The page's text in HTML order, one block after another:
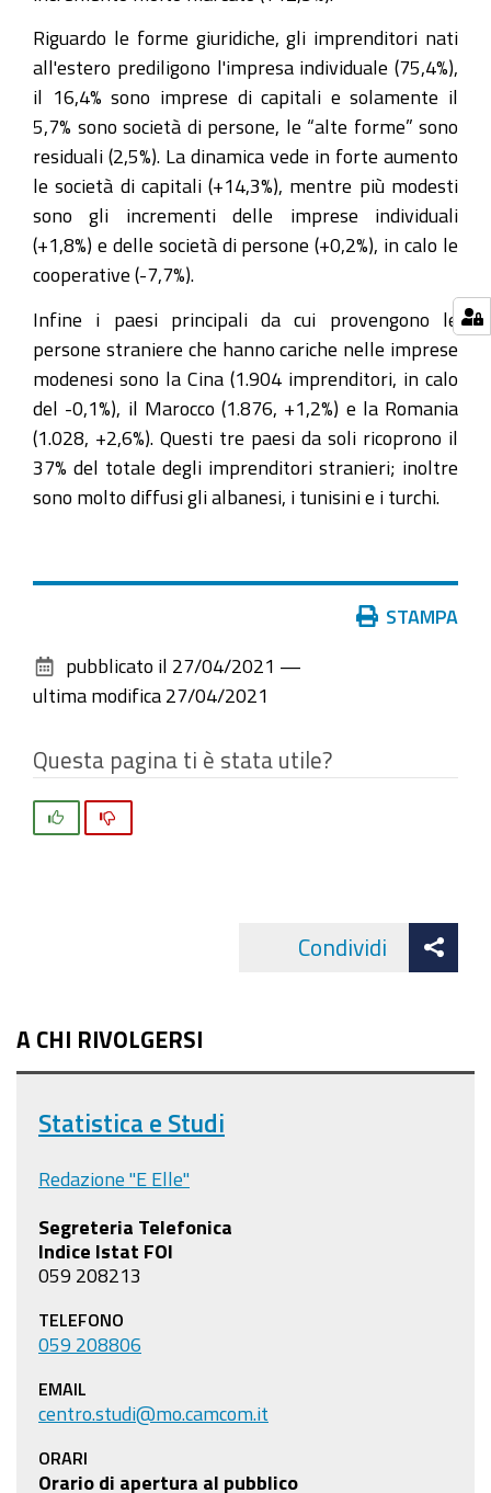
Riguardo le forme giuridiche, gli imprenditori nati
all'estero prediligono l'impresa individuale (75,4%),
il 16,4% sono imprese di capitali e solamente il
5,7% sono società di persone, le “alte forme” sono
residuali (2,5%). La dinamica vede in forte aumento
le società di capitali (+14,3%), mentre più modesti
sono gli incrementi delle imprese individuali
(+1,8%) e delle società di persone (+0,2%), in calo le
cooperative (-7,7%).
Infine i paesi principali da cui provengono le
persone straniere che hanno cariche nelle imprese
modenesi sono la Cina (1.904 imprenditori, in calo
del -0,1%), il Marocco (1.876, +1,2%) e la Romania
(1.028, +2,6%). Questi tre paesi da soli ricoprono il
37% del totale degli imprenditori stranieri; inoltre
sono molto diffusi gli albanesi, i tunisini e i turchi.
documento
STAMPA
pubblicato il 27/04/2021 —
ultima modifica 27/04/2021
Questa pagina ti è stata utile?
Condividi
A CHI RIVOLGERSI
Statistica e Studi
Redazione "E Elle"
Segreteria Telefonica
Indice Istat FOI
059 208213
TELEFONO
059 208806
EMAIL
centro.studi@mo.camcom.it
ORARI
Orario di apertura al pubblico